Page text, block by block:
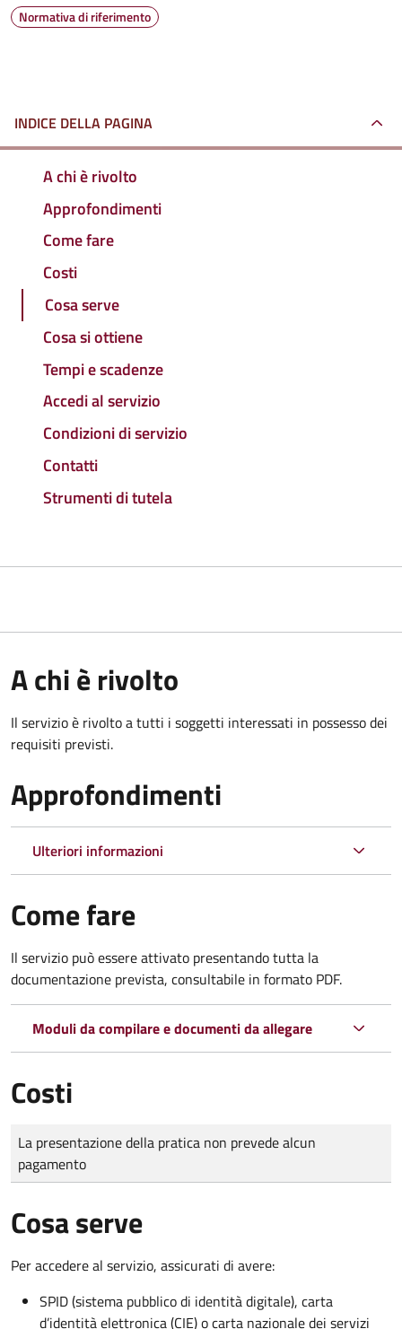
Normativa di riferimento
INDICE DELLA PAGINA
A chi è rivolto
Approfondimenti
Come fare
Costi
Cosa serve
Cosa si ottiene
Tempi e scadenze
Accedi al servizio
Condizioni di servizio
Contatti
Strumenti di tutela
A chi è rivolto
Il servizio è rivolto a tutti i soggetti interessati in possesso dei
requisiti previsti.
Approfondimenti
Ulteriori informazioni
Come fare
Il servizio può essere attivato presentando tutta la
documentazione prevista, consultabile in formato PDF.
Moduli da compilare e documenti da allegare
Costi
Tipo di pagamento
Importo
La presentazione della pratica non prevede alcun
pagamento
Cosa serve
Per accedere al servizio, assicurati di avere:
SPID (sistema pubblico di identità digitale), carta
d’identità elettronica (CIE) o carta nazionale dei servizi